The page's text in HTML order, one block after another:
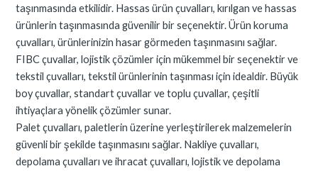
taşınmasında etkilidir. Hassas ürün çuvalları, kırılgan ve hassas
ürünlerin taşınmasında güvenilir bir seçenektir. Ürün koruma
çuvalları, ürünlerinizin hasar görmeden taşınmasını sağlar.
FIBC çuvallar, lojistik çözümler için mükemmel bir seçenektir ve
tekstil çuvalları, tekstil ürünlerinin taşınması için idealdir. Büyük
boy çuvallar, standart çuvallar ve toplu çuvallar, çeşitli
ihtiyaçlara yönelik çözümler sunar.
Palet çuvalları, paletlerin üzerine yerleştirilerek malzemelerin
güvenli bir şekilde taşınmasını sağlar. Nakliye çuvalları,
depolama çuvalları ve ihracat çuvalları, lojistik ve depolama